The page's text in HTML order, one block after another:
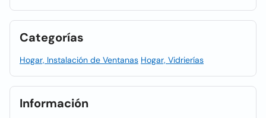
Categorías
Hogar, Instalación de Ventanas Hogar, Vidrierías
Información